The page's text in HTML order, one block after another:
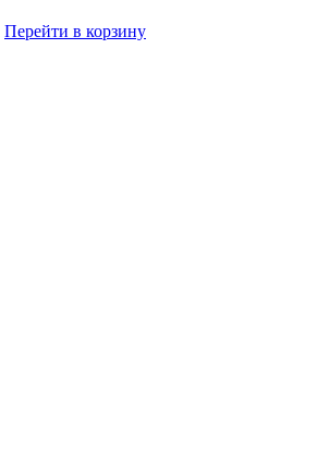
Перейти в корзину